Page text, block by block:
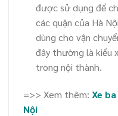
được sử dụng để
các quận của Hà
dùng cho vận
đây thường là kiểu
trong nội thành.
=>> Xem thêm: Xe
Nội